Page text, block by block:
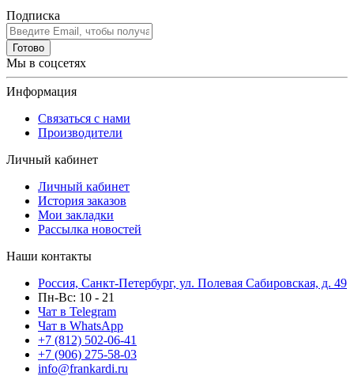
Подписка
Готово
Мы в соцсетях
Информация
Связаться с нами
Производители
Личный кабинет
Личный кабинет
История заказов
Мои закладки
Рассылка новостей
Наши контакты
Россия, Санкт-Петербург, ул. Полевая Сабировская, д. 49
Пн-Вс: 10 - 21
Чат в Telegram
Чат в WhatsApp
+7 (812) 502-06-41
+7 (906) 275-58-03
info@frankardi.ru